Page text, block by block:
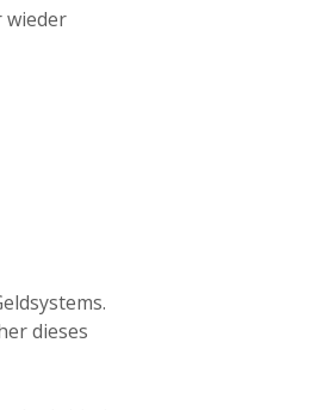
wieder
dieses